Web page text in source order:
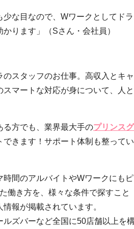
少な目なので、Wワークとしてドラ
ります」（Sさん・会社員）
スタッフのお仕事。高収入とキャ
マートな対応が身について、人と
る方でも、業界最大手のプリンスグ
きます！サポート体制も整ってい
間のアルバイトやWワークにもピ
働き方を、様々な条件で探すこと
報が掲載されています。
ズバーなど全国に50店舗以上を